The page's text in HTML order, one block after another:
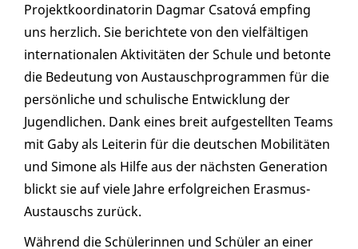
Projektkoordinatorin Dagmar Csatová empfing
uns herzlich. Sie berichtete von den vielfältigen
internationalen Aktivitäten der Schule und betonte
die Bedeutung von Austauschprogrammen für die
persönliche und schulische Entwicklung der
Jugendlichen. Dank eines breit aufgestellten Teams
mit Gaby als Leiterin für die deutschen Mobilitäten
und Simone als Hilfe aus der nächsten Generation
blickt sie auf viele Jahre erfolgreichen Erasmus-
Austauschs zurück.
Während die Schülerinnen und Schüler an einer